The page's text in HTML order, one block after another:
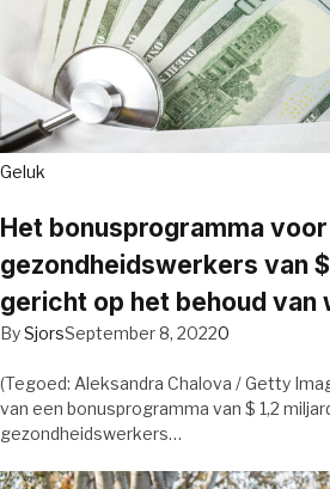
Geluk
Het bonusprogramma voor
gezondheidswerkers van
gericht op het behoud van
BySjorsSeptember 8, 20220
(Tegoed: Aleksandra Chalova / Getty
van een bonusprogramma van $ 1,2
gezondheidswerkers…